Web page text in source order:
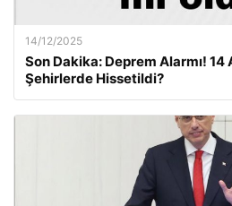
14/12/2025
Son Dakika: Deprem Alarmı! 14
Şehirlerde Hissetildi?